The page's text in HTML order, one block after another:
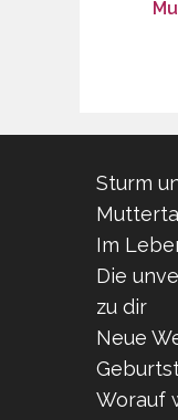
Sturm
Im
Die
zu dir
Neue
Worauf